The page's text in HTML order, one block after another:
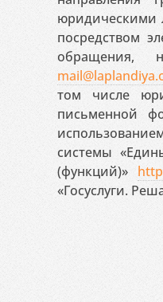
юридическими
посредством
обращения,
том числе
письменной
системы
(функций)»
«Госуслуги.